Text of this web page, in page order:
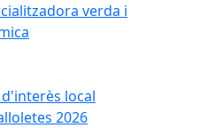
verda i
local
2026